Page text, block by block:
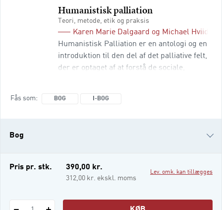
Humanistisk palliation
Teori, metode, etik og praksis
Karen Marie Dalgaard og Michael Hviid
Humanistisk Palliation er en antologi og en
introduktion til den del af det palliative felt,
der er optaget af at forstå de sociale,
humanistisk palliative felt samt præsentere
Fås som BOG I-BOG
Bog
i-bog
Pris pr. stk. 390,00 kr.
312,00 kr. ekskl. moms
Lev. omk. kan tillægges